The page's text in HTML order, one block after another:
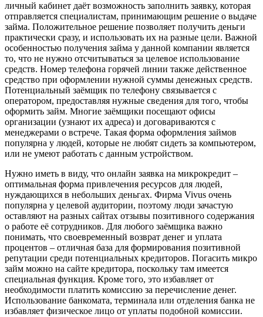
личный кабинет даёт возможность заполнить заявку, которая
отправляется специалистам, принимающим решение о выдаче
займа. Положительное решение позволяет получить деньги
практически сразу, и использовать их на разные цели. Важной
особенностью получения займа у данной компании является
то, что не нужно отсчитываться за целевое использование
средств. Номер телефона горячей линии также действенное
средство при оформлении нужной суммы денежных средств.
Потенциальный заёмщик по телефону связывается с
оператором, предоставляя нужные сведения для того, чтобы
оформить займ. Многие заёмщики посещают офисы
организации (узнают их адреса) и договариваются с
менеджерами о встрече. Такая форма оформления займов
популярна у людей, которые не любят сидеть за компьютером,
или не умеют работать с данным устройством.
Нужно иметь в виду, что онлайн заявка на микрокредит –
оптимальная форма привлечения ресурсов для людей,
нуждающихся в небольших деньгах. Фирма Vivus очень
популярна у целевой аудитории, поэтому люди зачастую
оставляют на разных сайтах отзывы позитивного содержания
о работе её сотрудников. Для любого заёмщика важно
понимать, что своевременный возврат денег и уплата
процентов – отличная база для формирования позитивной
репутации среди потенциальных кредиторов. Погасить микро
займ можно на сайте кредитора, поскольку там имеется
специальная функция. Кроме того, это избавляет от
необходимости платить комиссию за перечисление денег.
Использование банкомата, терминала или отделения банка не
избавляет физическое лицо от уплаты подобной комиссии.